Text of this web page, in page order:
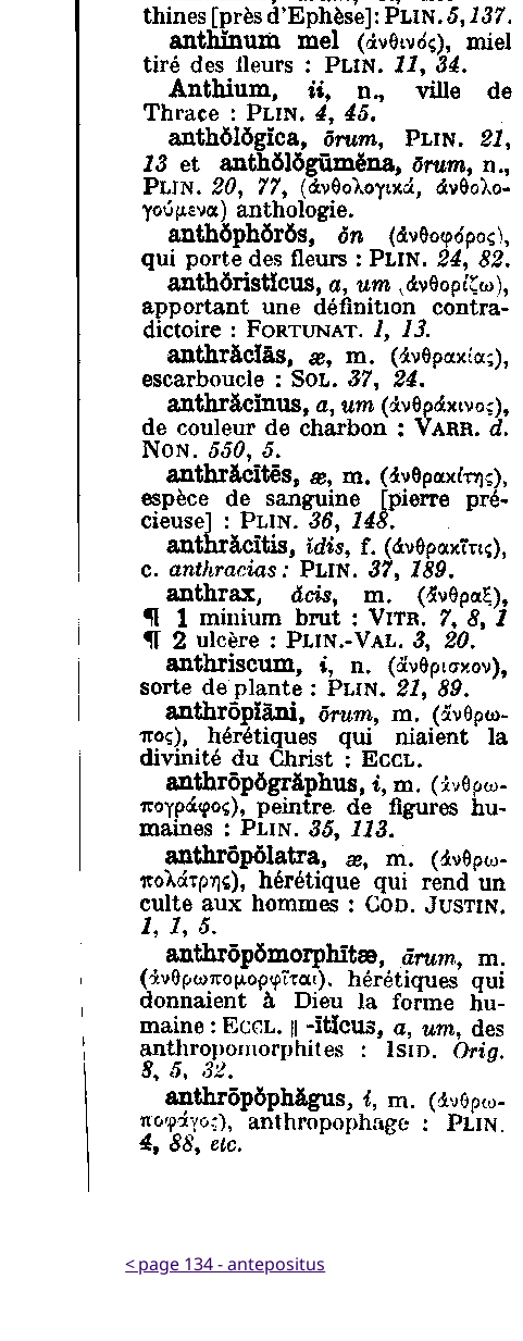
< page 134 - antepositus